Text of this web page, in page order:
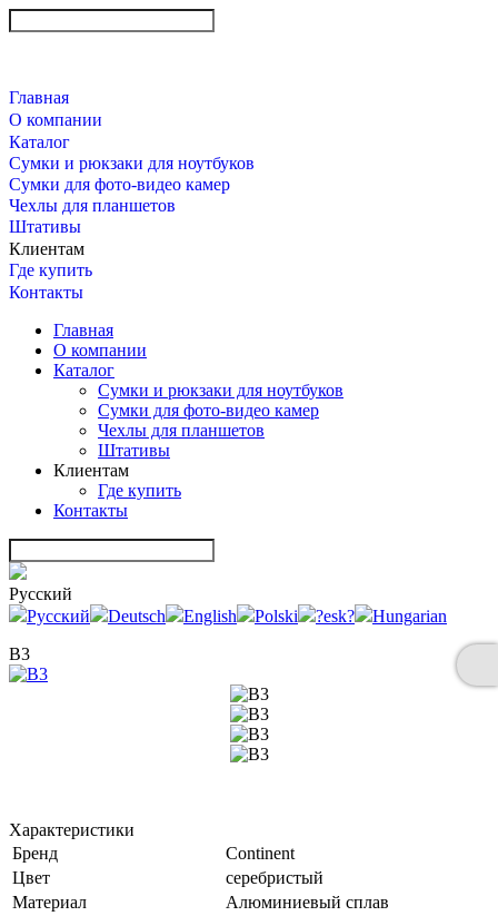
Главная
О компании
Каталог
Сумки и рюкзаки для ноутбуков
Сумки для фото-видео камер
Чехлы для планшетов
Штативы
Клиентам
Где купить
Контакты
Главная
О компании
Каталог
Сумки и рюкзаки для ноутбуков
Сумки для фото-видео камер
Чехлы для планшетов
Штативы
Клиентам
Где купить
Контакты
Русский
Русский
Deutsch English Polski ?esk?
Hungarian
B3
Характеристики
Бренд
Continent
Цвет
серебристый
Материал
Алюминиевый сплав